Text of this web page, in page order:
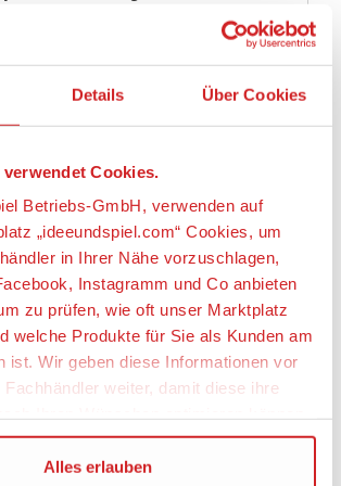
Details Über Cookies
Cookies.
Betriebs-GmbH, verwenden auf
„ideeundspiel.com“ Cookies, um
in Ihrer Nähe vorzuschlagen,
Instagramm und Co anbieten
zu prüfen, wie oft unser Marktplatz
welche Produkte für Sie als Kunden am
ist. Wir geben diese Informationen vor
weiter, damit diese ihre
Google Tag Manager um weitere
Alles erlauben
setz dich damit auf die Tribüne, um dir
zu lassen.
6–12 Jahren.
cm hoch, 22 cm breit und 8 cm tief.
ist über 5 cm hoch, 12 cm breit
ist über 10 cm hoch, 8 cm
tief.
Sport-Action mit 41330
mit Stephanie kombinieren!